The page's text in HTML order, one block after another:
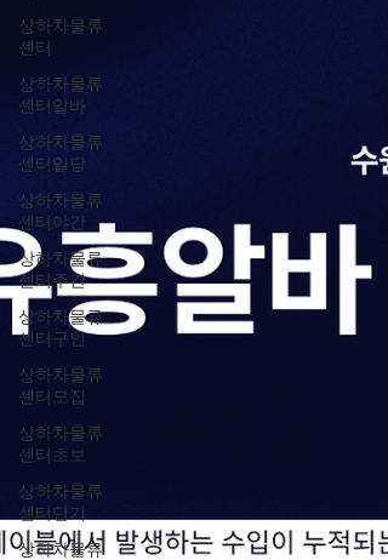
상하차물류
센터
상하차물류
센터알바
상하차물류
센터일당
상하차물류
센터야간
상하차물류
센터주간
상하차물류
센터구인
상하차물류
센터모집
상하차물류
센터초보
상하차물류
센터단기
상하차물류
분류됩니다: 바·펍·클럽 문화 : 음악·칵테일·댄스 중
해변가·루프탑 바 : 바다 전망과 함께하는 칵테일
화 부산유흥알바 전통 포장마차·노래방 등 여유 있
는 밤 문화 ※ 이들은 대부분 합법적인 음식·음료
소 입니다. 2. 부산유흥알바핵심 유흥 지역별 특징
🔹 서면 (Seomyeon) – 부산의 대표 밤문화 중심지
철역 주변 전체가 유흥 밀집 지역입니다. 특징 클럽
펍·바·라운지 가 밀집 외국인도 많이 찾는 곳 도보
여러 업소를 즐길 수 있